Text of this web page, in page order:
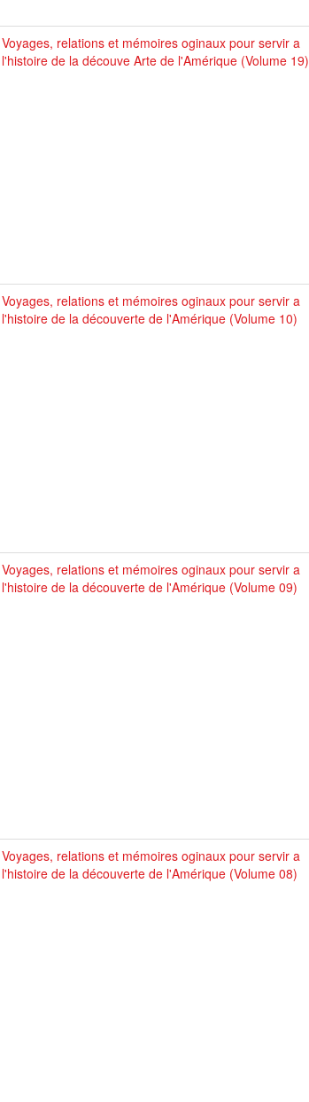
Voyages, relations et mémoires oginaux pour servir a
l'histoire de la découve Arte de l'Amérique (Volume 19)
Voyages, relations et mémoires oginaux pour servir a
l'histoire de la découverte de l'Amérique (Volume 10)
Voyages, relations et mémoires oginaux pour servir a
l'histoire de la découverte de l'Amérique (Volume 09)
Voyages, relations et mémoires oginaux pour servir a
l'histoire de la découverte de l'Amérique (Volume 08)